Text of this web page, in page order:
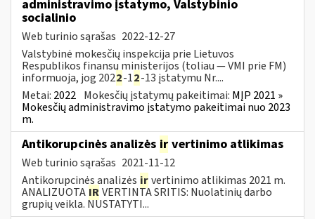
administravimo įstatymo, Valstybinio
socialinio
Web turinio sąrašas 2022-12-27
Valstybinė mokesčių inspekcija prie Lietuvos
Respublikos finansų ministerijos (toliau — VMI prie FM)
informuoja, jog 2022-12-13 įstatymu Nr....
Metai: 2022 Mokesčių įstatymų pakeitimai: MĮP 2021 »
Mokesčių administravimo įstatymo pakeitimai nuo 2023
m.
Antikorupcinės analizės ir vertinimo atlikimas
Web turinio sąrašas 2021-11-12
Antikorupcinės analizės irvertinimo atlikimas 2021 m.
ANALIZUOTA IRVERTINTA SRITIS: Nuolatinių darbo
grupių veikla. NUSTATYTI...